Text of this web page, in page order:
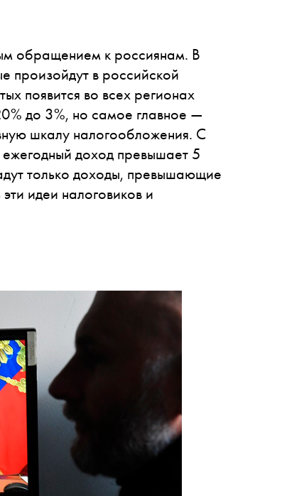
обращением к россиянам. В
произойдут в российской
появится во всех регионах
до 3%, но самое главное —
шкалу налогообложения. С
доход превышает 5
только доходы, превышающие
идеи налоговиков и